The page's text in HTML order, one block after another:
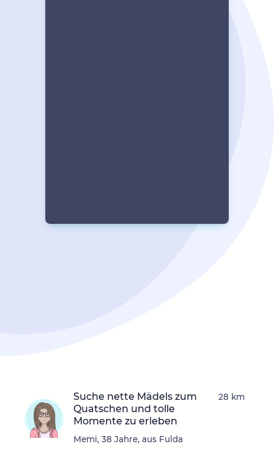
Suche nette Mädels zum
Quatschen und tolle
Momente zu erleben
Memi, 38 Jahre, aus Fulda
28 km